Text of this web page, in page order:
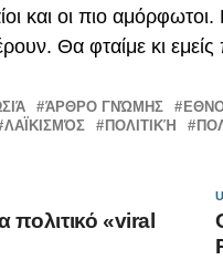
και οι πιο
Θα φταίμε κι
ΆΡΘΡΟ ΓΝΏΜΗΣ
ΛΑΪΚΙΣΜΌΣ ΠΟΛΙΤΙΚΉ
πολιτικό «viral